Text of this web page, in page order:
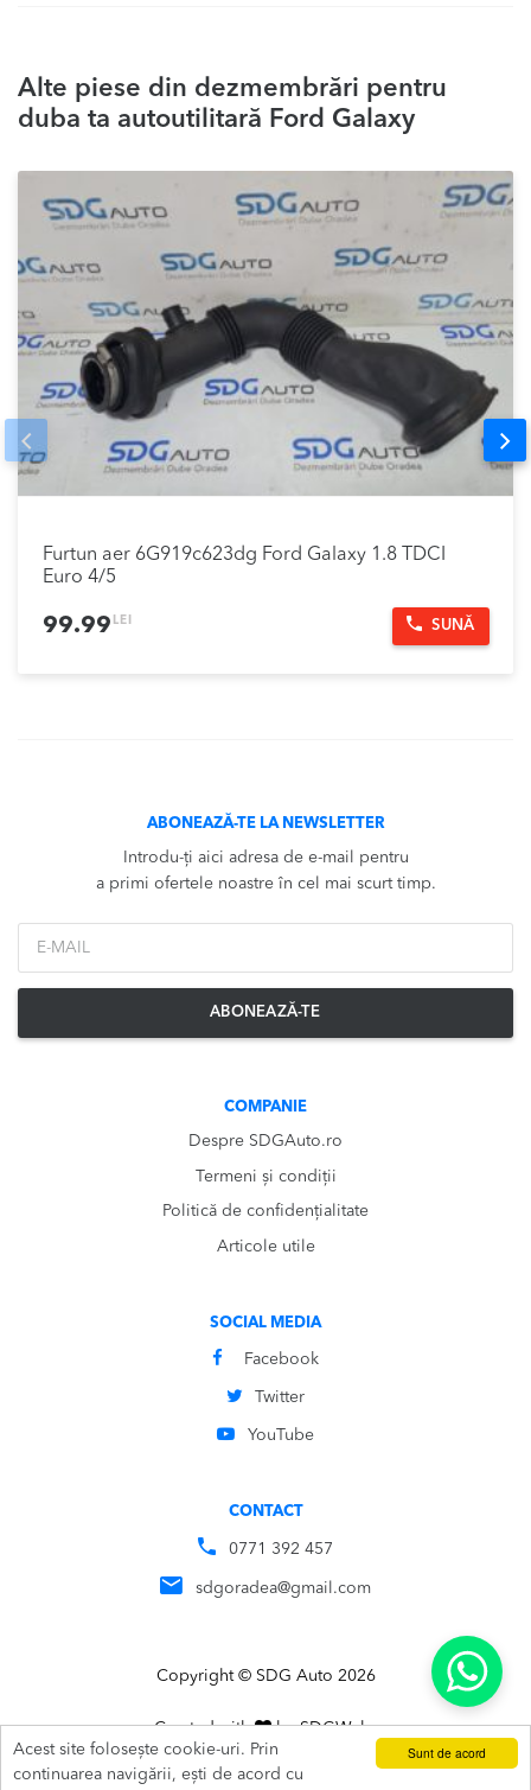
Sunt de acord
Acest site folosește cookie-uri. Prin
continuarea navigării, ești de acord cu
Alte piese din dezmembrări pentru
duba ta autoutilitară Ford Galaxy
Furtun aer 6G919c623dg Ford Galaxy 1.8 TDCI
Euro 4/5
99.99 LEI SUNĂ
Prev
ABONEAZĂ-TE LA NEWSLETTER
Introdu-ți aici adresa de e-mail pentru
a primi ofertele noastre în cel mai scurt timp.
ABONEAZĂ-TE
COMPANIE
Despre SDGAuto.ro
Termeni și condiții
Politică de confidențialitate
Articole utile
SOCIAL MEDIA
Facebook
Twitter
YouTube
CONTACT
0771 392 457
sdgoradea@gmail.com
Copyright © SDG Auto 2026
Created with bySDGWebs
ADAUGĂ ÎN COȘ